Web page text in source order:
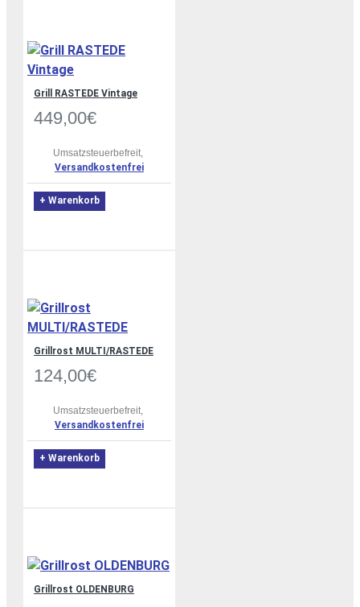
Grill RASTEDE Vintage
449,00€
Umsatzsteuerbefreit,
Versandkostenfrei
+ Warenkorb
Grillrost MULTI/RASTEDE
124,00€
Umsatzsteuerbefreit,
Versandkostenfrei
+ Warenkorb
Grillrost OLDENBURG